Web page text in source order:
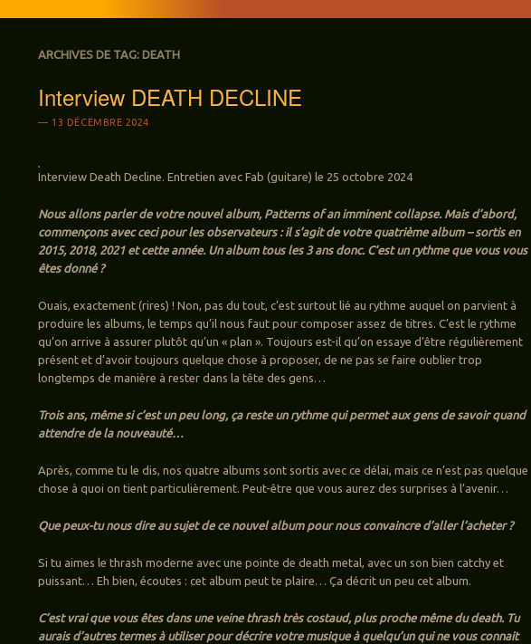
ARCHIVES DE TAG: DEATH
Interview DEATH DECLINE
13 DÉCEMBRE 2024
Interview Death Decline. Entretien avec Fab (guitare) le 25 octobre 2024
Nous allons parler de votre nouvel album, Patterns of an imminent collapse. Mais d’abord,
commençons avec ceci pour les observateurs : il s’agit de votre quatrième album – sortis en
2015, 2018, 2021 et cette année. Un album tous les 3 ans donc. C’est un rythme que vous vous
êtes donné ?
Ouais, exactement (rires) ! Non, pas du tout, c’est surtout lié au rythme auquel on parvient à
produire les albums, le temps qu’il nous faut pour composer assez de titres. C’est le rythme
qu’on arrive à assurer plutôt qu’un « plan ». Toujours est-il qu’on essaye d’être régulièrement
présent et d’avoir toujours quelque chose à proposer, de ne pas se faire oublier trop
longtemps de manière à rester dans la tête des gens…
Trois ans, même si c’est un peu long, ça reste un rythme qui permet aux gens de savoir quand
attendre de la nouveauté…
Après, comme tu le dis, nos quatre albums sont sortis avec ce délai, mais ce n’est pas quelque
chose à quoi on tient particulièrement. Peut-être que vous aurez des surprises à l’avenir…
Que peux-tu nous dire au sujet de ce nouvel album pour nous convaincre d’aller l’acheter ?
Si tu aimes le thrash moderne avec une pointe de death metal, avec un son bien catchy et
puissant… Eh bien, écoutes : cet album peut te plaire… Ça décrit un peu cet album.
C’est vrai que vous êtes dans une veine thrash très costaud, plus proche même du death. Tu
aurais d’autres termes à utiliser pour décrire votre musique à quelqu’un qui ne vous connait